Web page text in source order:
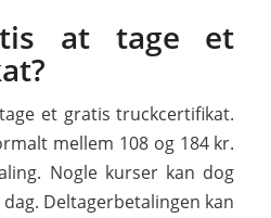
at tage et
et gratis truckcertifikat.
mellem 108 og 184 kr.
Nogle kurser kan dog
Deltagerbetalingen kan